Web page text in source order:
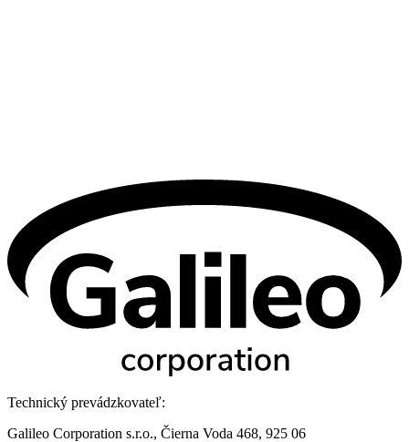
Technický prevádzkovateľ:
Galileo Corporation s.r.o., Čierna Voda 468, 925 06